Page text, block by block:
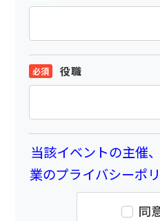
役職
当該イベントの主催
業のプライバシーポ
同